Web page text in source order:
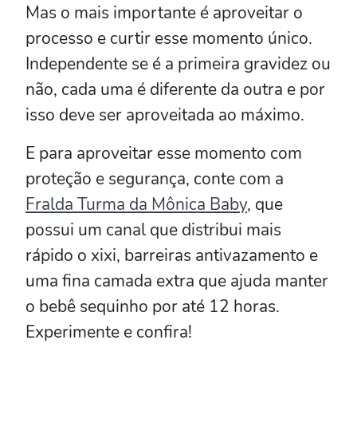
Mas o mais importante é aproveitar o
processo e curtir esse momento único.
Independente se é a primeira gravidez ou
não, cada uma é diferente da outra e por
isso deve ser aproveitada ao máximo.
E para aproveitar esse momento com
proteção e segurança, conte com a
Fralda Turma da Mônica Baby, que
possui um canal que distribui mais
rápido o xixi, barreiras antivazamento e
uma fina camada extra que ajuda manter
o bebê sequinho por até 12 horas.
Experimente e confira!